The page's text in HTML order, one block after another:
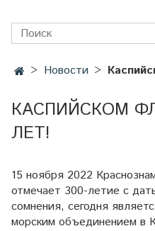
Новости
КАСПИЙСКОМ
ЛЕТ!
15 ноября 2022
отмечает 300-летие с
сомнения, сегодня
морским объединением в